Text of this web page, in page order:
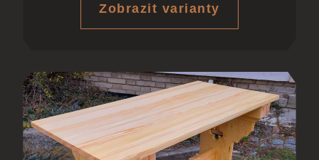
Zobrazit varianty